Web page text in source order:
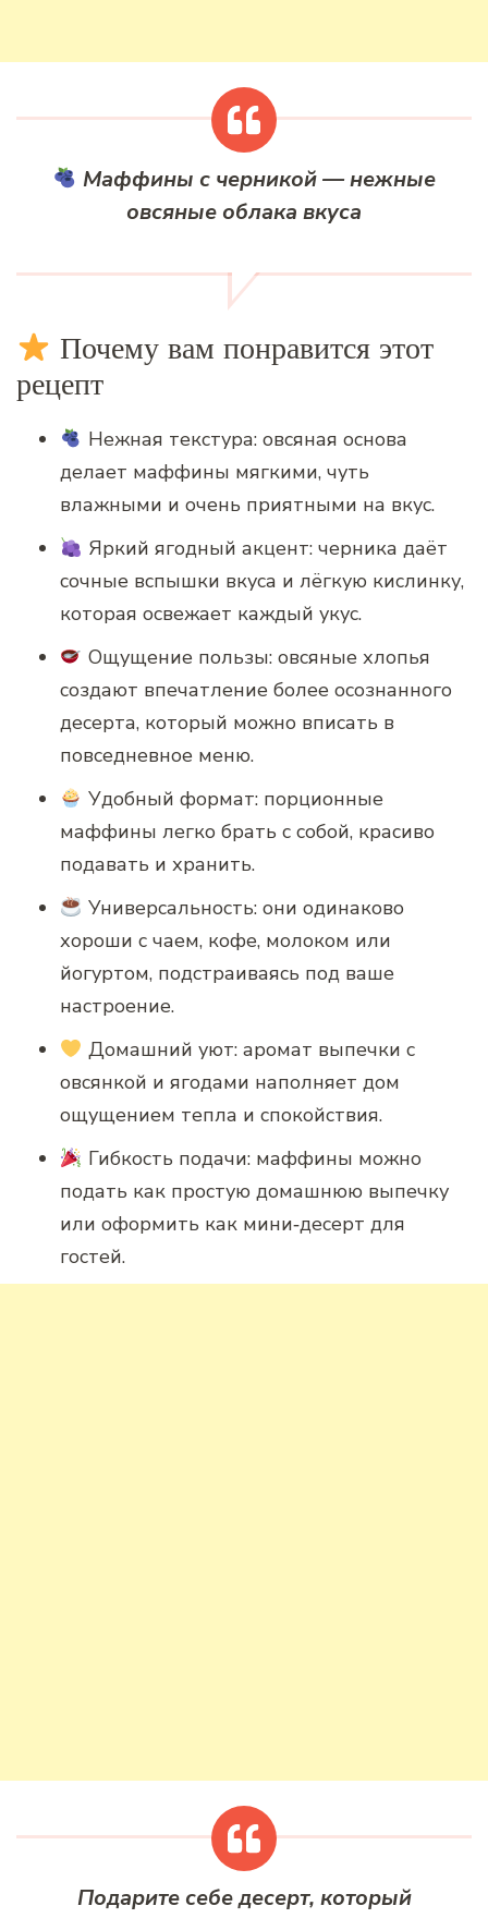
Маффины с черникой — нежные
овсяные облака вкуса
Почему вам понравится этот
рецепт
Нежная текстура: овсяная основа
делает маффины мягкими, чуть
влажными и очень приятными на вкус.
Яркий ягодный акцент: черника даёт
сочные вспышки вкуса и лёгкую кислинку,
которая освежает каждый укус.
Ощущение пользы: овсяные хлопья
создают впечатление более осознанного
десерта, который можно вписать в
повседневное меню.
Удобный формат: порционные
маффины легко брать с собой, красиво
подавать и хранить.
Универсальность: они одинаково
хороши с чаем, кофе, молоком или
йогуртом, подстраиваясь под ваше
настроение.
Домашний уют: аромат выпечки с
овсянкой и ягодами наполняет дом
ощущением тепла и спокойствия.
Гибкость подачи: маффины можно
подать как простую домашнюю выпечку
или оформить как мини‑десерт для
гостей.
Подарите себе десерт, который